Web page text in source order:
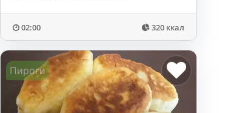
02:00 320 ккал
Пироги